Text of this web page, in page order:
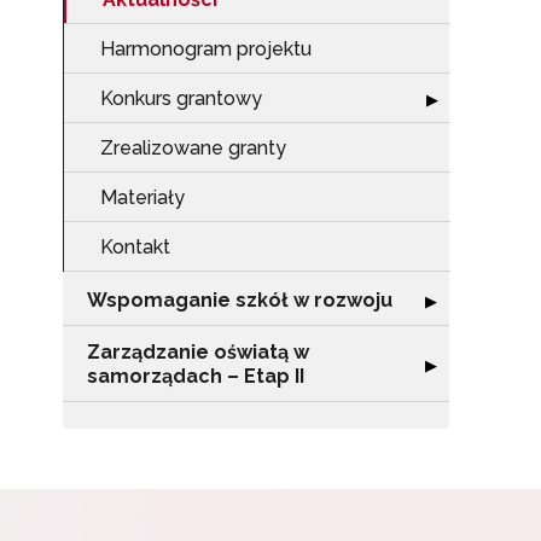
Harmonogram projektu
Konkurs grantowy Rozwiń sekcję
▶
Zrealizowane granty
Materiały
Kontakt
Wspomaganie szkół w rozwoju Rozwiń sekcję
▶
Zarządzanie oświatą w
samorządach – Etap II
Rozwiń sekcję
▶